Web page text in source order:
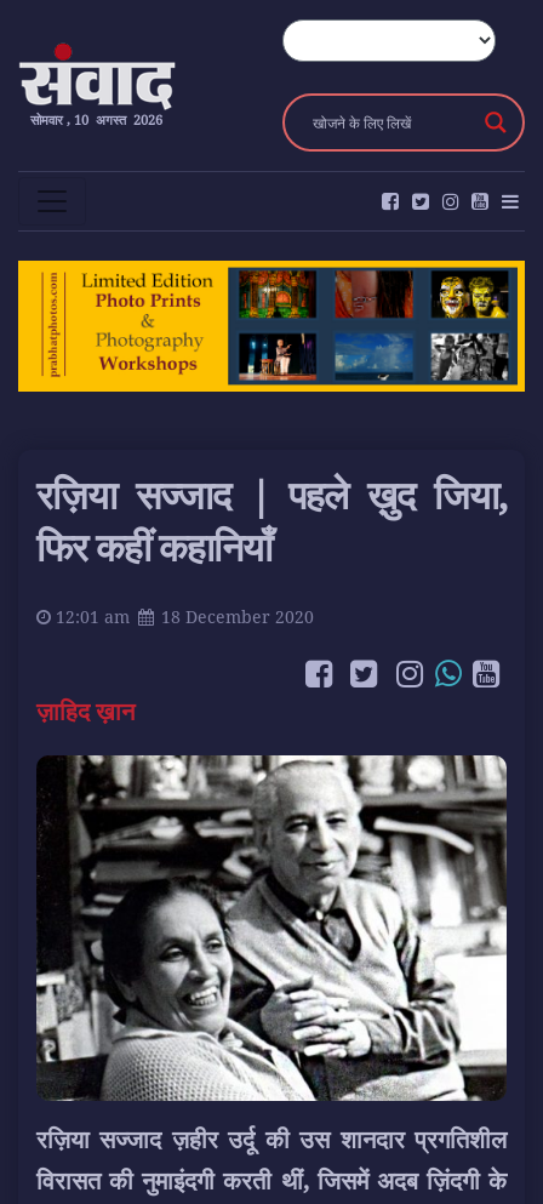
सोमवार , 10 अगस्त 2026
रज़िया सज्जाद | पहले ख़ुद जिया,
फिर कहीं कहानियाँ
12:01 am 18 December 2020
ज़ाहिद ख़ान
रज़िया सज्जाद ज़हीर उर्दू की उस शानदार प्रगतिशील
विरासत की नुमाइंदगी करती थीं, जिसमें अदब ज़िंदगी के